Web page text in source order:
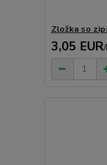
Zložka so
3,05 EUR/